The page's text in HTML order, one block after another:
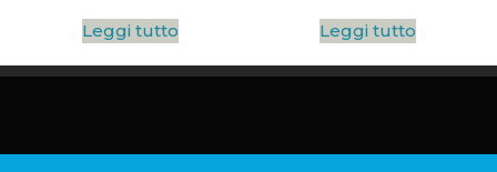
Leggi tutto Leggi tutto